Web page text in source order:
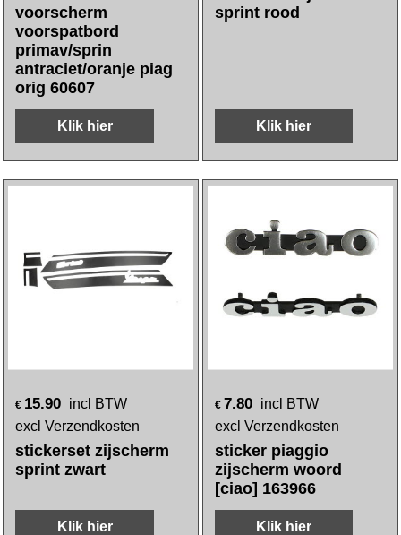
voorscherm
voorspatbord
primav/sprin
antraciet/oranje piag
orig 60607
Klik hier
sprint rood
Klik hier
€ 15.90 incl BTW
excl Verzendkosten
stickerset zijscherm
sprint zwart
Klik hier
€ 7.80 incl BTW
excl Verzendkosten
sticker piaggio
zijscherm woord
[ciao] 163966
Klik hier